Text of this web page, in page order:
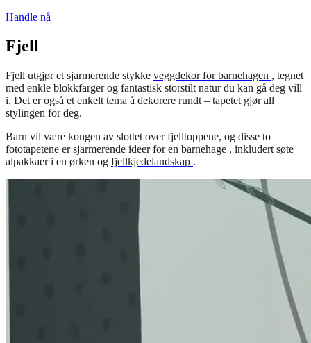
Handle nå
Fjell
Fjell utgjør et sjarmerende stykke veggdekor for barnehagen , tegnet
med enkle blokkfarger og fantastisk storstilt natur du kan gå deg vill
i. Det er også et enkelt tema å dekorere rundt – tapetet gjør all
stylingen for deg.
Barn vil være kongen av slottet over fjelltoppene, og disse to
fototapetene er sjarmerende ideer for en barnehage , inkludert søte
alpakkaer i en ørken og fjellkjedelandskap .